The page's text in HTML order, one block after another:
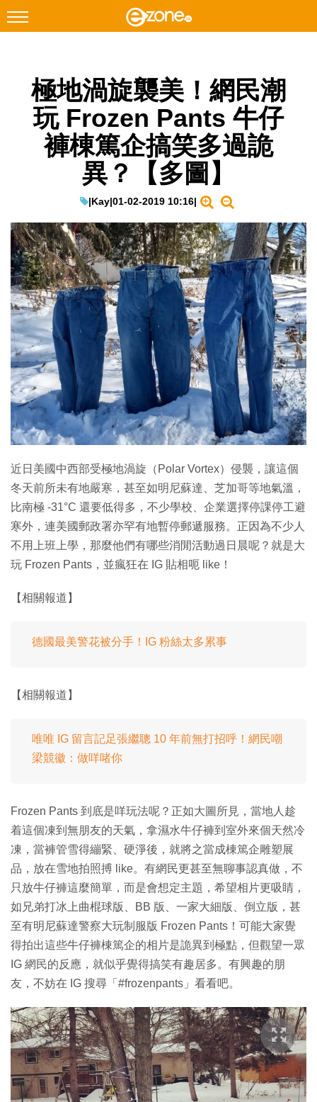
Facebook Instagram
科技焦點
網絡生活
EduTech
IT Times
生成式AI與雲端應用
Enterprise Digital Transformation
特集
極地渦旋襲美！網民潮
玩 Frozen Pants 牛仔
褲棟篤企搞笑多過詭
異？【多圖】
|Kay|01-02-2019 10:16|
近日美國中西部受極地渦旋（Polar Vortex）侵襲，讓這個
冬天前所未有地嚴寒，甚至如明尼蘇達、芝加哥等地氣溫，
比南極 -31°C 還要低得多，不少學校、企業選擇停課停工避
寒外，連美國郵政署亦罕有地暫停郵遞服務。正因為不少人
不用上班上學，那麼他們有哪些消閒活動過日晨呢？就是大
玩 Frozen Pants，並瘋狂在 IG 貼相呃 like！
【相關報道】
德國最美警花被分手！IG 粉絲太多累事
【相關報道】
唯唯 IG 留言記足張繼聰 10 年前無打招呼！網民嘲
梁競徽：做咩啫你
Frozen Pants 到底是咩玩法呢？正如大圖所見，當地人趁
着這個凍到無朋友的天氣，拿濕水牛仔褲到室外來個天然冷
凍，當褲管雪得繃緊、硬淨後，就將之當成棟篤企雕塑展
品，放在雪地拍照搏 like。有網民更甚至無聊事認真做，不
只放牛仔褲這麼簡單，而是會想定主題，希望相片更吸睛，
如兄弟打冰上曲棍球版、BB 版、一家大細版、倒立版，甚
至有明尼蘇達警察大玩制服版 Frozen Pants！可能大家覺
得拍出這些牛仔褲棟篤企的相片是詭異到極點，但觀望一眾
IG 網民的反應，就似乎覺得搞笑有趣居多。有興趣的朋
友，不妨在 IG 搜尋「#frozenpants」看看吧。